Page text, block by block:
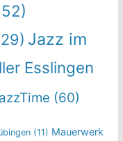
Jazz im
Esslingen
(60)
(11) Mauerwerk